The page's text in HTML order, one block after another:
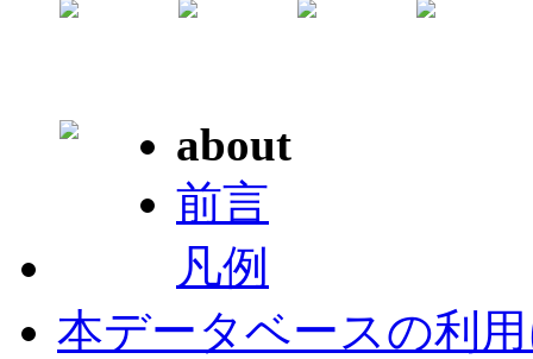
about
前言
凡例
本データベースの利